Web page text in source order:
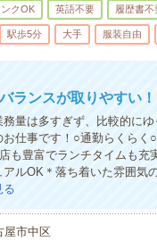
クOK 英語不要 履歴書不
駅歩5分 大手 服装自由
ランスが取りやすい
量は多すぎず、比較的に
仕事です！○通勤らくらく
も豊富でランチタイムも
ルOK＊落ち着いた雰囲気
る
屋市中区